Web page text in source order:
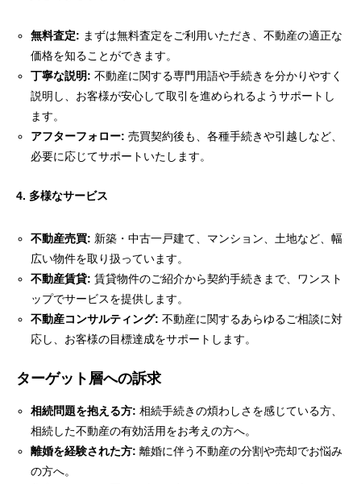
無料査定: まずは無料査定をご利用いただき、不動産の適正な
価格を知ることができます。
丁寧な説明: 不動産に関する専門用語や手続きを分かりやすく
説明し、お客様が安心して取引を進められるようサポートし
ます。
アフターフォロー: 売買契約後も、各種手続きや引越しなど、
必要に応じてサポートいたします。
4. 多様なサービス
不動産売買: 新築・中古一戸建て、マンション、土地など、幅
広い物件を取り扱っています。
不動産賃貸: 賃貸物件のご紹介から契約手続きまで、ワンスト
ップでサービスを提供します。
不動産コンサルティング: 不動産に関するあらゆるご相談に対
応し、お客様の目標達成をサポートします。
ターゲット層への訴求
相続問題を抱える方: 相続手続きの煩わしさを感じている方、
相続した不動産の有効活用をお考えの方へ。
離婚を経験された方: 離婚に伴う不動産の分割や売却でお悩み
の方へ。